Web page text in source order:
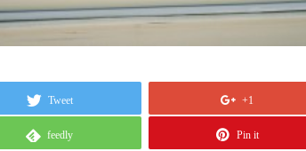
Tweet +1
feedly Pin it